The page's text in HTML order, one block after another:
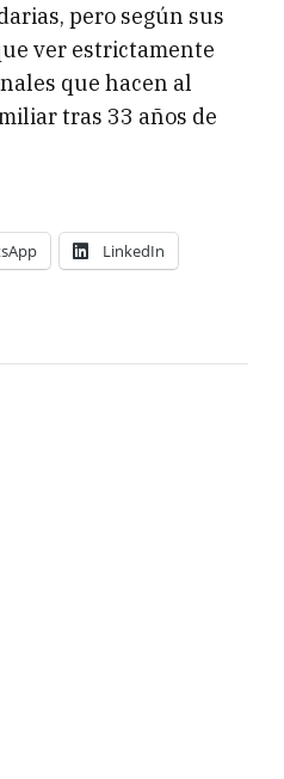
pero según sus
ver estrictamente
que hacen al
tras 33 años de
LinkedIn